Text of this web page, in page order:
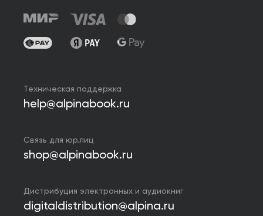
Техническая поддержка
help@alpinabook.ru
Связь для юр.лиц
shop@alpinabook.ru
Дистрибуция электронных и аудиокниг
digitaldistribution@alpina.ru